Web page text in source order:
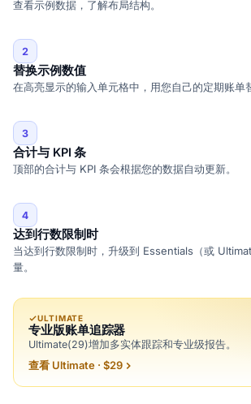
查看示例数据，了解布局结构。
2
替换示例数值
在高亮显示的输入单元格中，用您自己的定期账单
3
合计与 KPI 条
顶部的合计与 KPI 条会根据您的数据自动更新。
4
达到行数限制时
当达到行数限制时，升级到 Essentials（或
量。
ULTIMATE
专业版账单追踪器
Ultimate(29)增加多实体跟踪和专业级报告。
查看 Ultimate · $29